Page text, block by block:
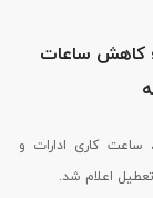
؛ کاهش ساعات
کاری ادارات و
اعلام شد.